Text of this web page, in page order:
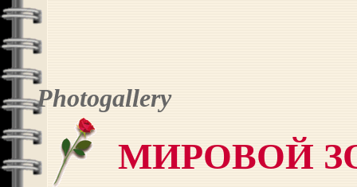
МИРОВОЙ
Photogallery